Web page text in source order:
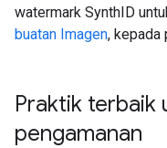
watermark SynthID
buatan Imagen, kepada
Praktik terbaik
pengamanan